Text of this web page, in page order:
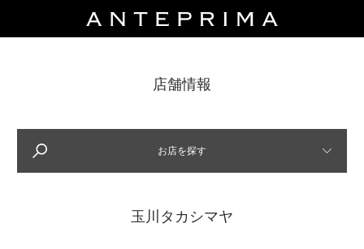
店舗情報
お店を探す
場所を選んでください
玉川タカシマヤ